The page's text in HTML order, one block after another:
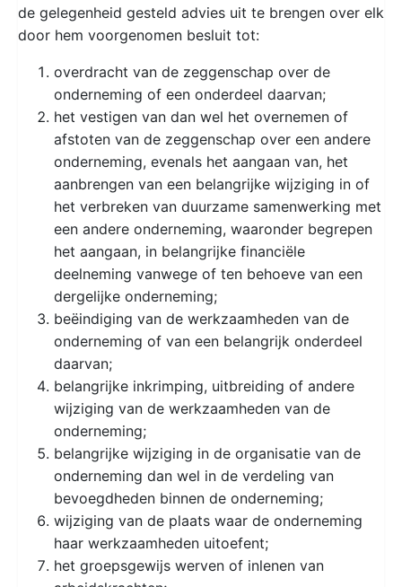
de gelegenheid gesteld advies uit te brengen over elk
door hem voorgenomen besluit tot:
overdracht van de zeggenschap over de
onderneming of een onderdeel daarvan;
het vestigen van dan wel het overnemen of
afstoten van de zeggenschap over een andere
onderneming, evenals het aangaan van, het
aanbrengen van een belangrijke wijziging in of
het verbreken van duurzame samenwerking met
een andere onderneming, waaronder begrepen
het aangaan, in belangrijke financiële
deelneming vanwege of ten behoeve van een
dergelijke onderneming;
beëindiging van de werkzaamheden van de
onderneming of van een belangrijk onderdeel
daarvan;
belangrijke inkrimping, uitbreiding of andere
wijziging van de werkzaamheden van de
onderneming;
belangrijke wijziging in de organisatie van de
onderneming dan wel in de verdeling van
bevoegdheden binnen de onderneming;
wijziging van de plaats waar de onderneming
haar werkzaamheden uitoefent;
het groepsgewijs werven of inlenen van